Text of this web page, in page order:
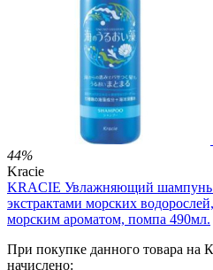
19 баллов
1 486.00 Р
за 1.00 мл

44%
Kracie
KRACIE Увлажняющий шампунь
экстрактами морских
морским ароматом, помпа 490мл.
При покупке данного товара на
начислено: